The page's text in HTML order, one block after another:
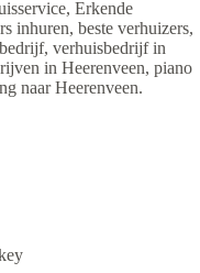
Erkende
inhuren, beste verhuizers,
verhuisbedrijf in
in Heerenveen, piano
naar Heerenveen.